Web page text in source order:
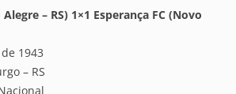
– RS) 1×1 Esperança FC (Novo
1943
– RS